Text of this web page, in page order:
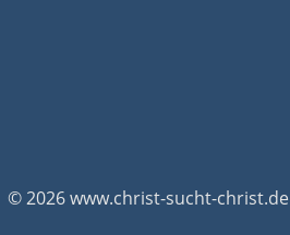
© 2026 www.christ-sucht-christ.de